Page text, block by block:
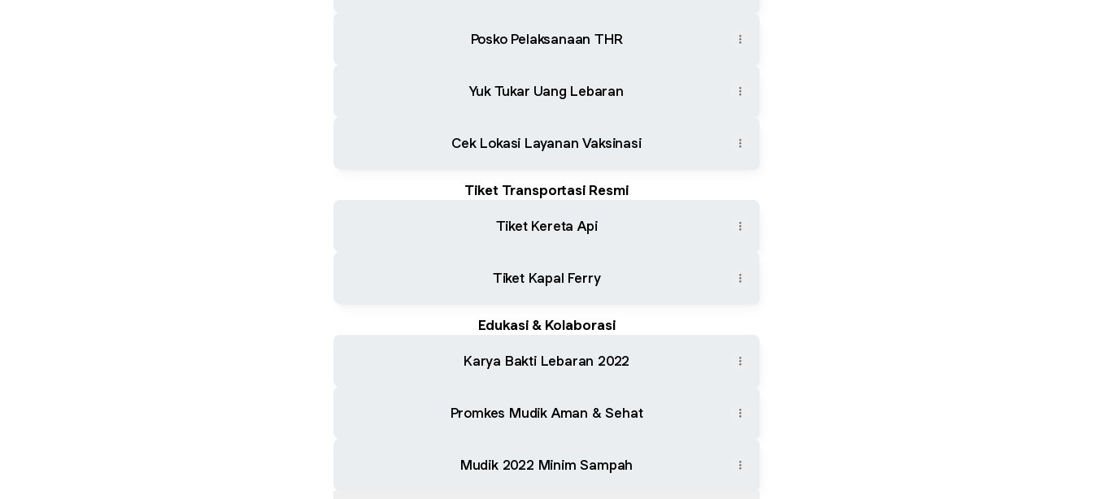
Posko Pelaksanaan THR
Yuk Tukar Uang Lebaran
Cek Lokasi Layanan Vaksinasi
Tiket Transportasi Resmi
Tiket Kereta Api
Tiket Kapal Ferry
Edukasi & Kolaborasi
Karya Bakti Lebaran 2022
Promkes Mudik Aman & Sehat
Mudik 2022 Minim Sampah